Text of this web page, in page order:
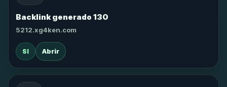
Backlink generado 130
5212.xg4ken.com
SI Abrir